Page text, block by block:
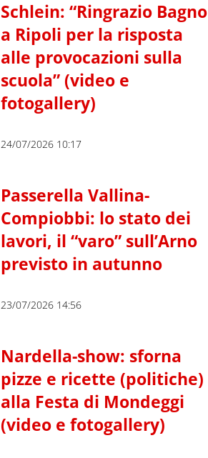
Schlein: “Ringrazio Bagno
a Ripoli per la risposta
alle provocazioni sulla
scuola” (video e
fotogallery)
24/07/2026 10:17
Passerella Vallina-
Compiobbi: lo stato dei
lavori, il “varo” sull’Arno
previsto in autunno
23/07/2026 14:56
Nardella-show: sforna
pizze e ricette (politiche)
alla Festa di Mondeggi
(video e fotogallery)